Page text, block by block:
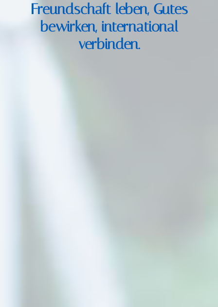
Freundschaft leben, Gutes
bewirken, international
verbinden.